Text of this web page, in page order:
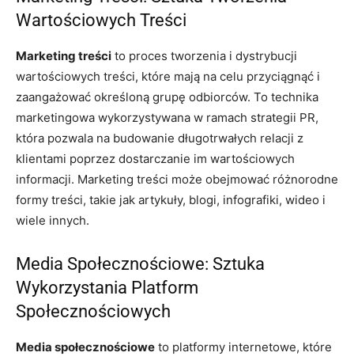
Wartościowych Treści
Marketing treści to proces tworzenia i dystrybucji
wartościowych treści, które mają na celu przyciągnąć i
zaangażować określoną grupę odbiorców. To technika
marketingowa wykorzystywana w ramach strategii PR,
która pozwala na budowanie długotrwałych relacji z
klientami poprzez dostarczanie im wartościowych
informacji. Marketing treści może obejmować różnorodne
formy treści, takie jak artykuły, blogi, infografiki, wideo i
wiele innych.
Media Społecznościowe: Sztuka
Wykorzystania Platform
Społecznościowych
Media społecznościowe to platformy internetowe, które